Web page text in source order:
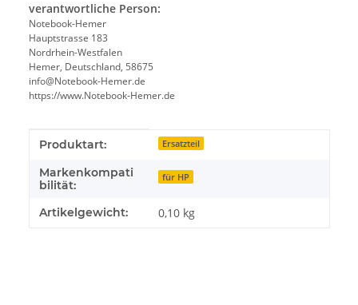
verantwortliche Person:
Notebook-Hemer
Hauptstrasse 183
Nordrhein-Westfalen
Hemer, Deutschland, 58675
info@Notebook-Hemer.de
https://www.Notebook-Hemer.de
Produkteigenschaft
Wert
Produktart: Ersatzteil
Markenkompati
bilität:
für HP
Artikelgewicht: 0,10 kg